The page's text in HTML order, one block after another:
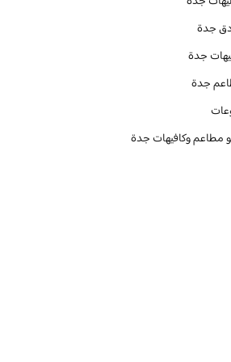
جدة
جدة
جدة
مطاعم وكافيهات جدة